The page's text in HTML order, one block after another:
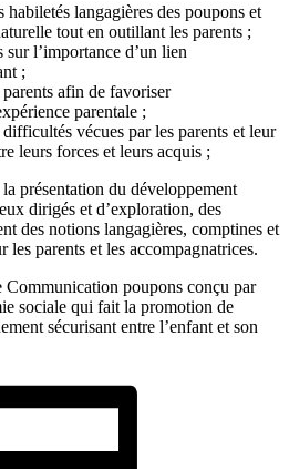
habiletés langagières des poupons et
tout en outillant les parents ;
sur l’importance d’un lien
;
afin de favoriser
parentale ;
vécues par les parents et leur
leurs forces et leurs acquis ;
présentation du développement
dirigés et d’exploration, des
des notions langagières, comptines et
les parents et les accompagnatrices.
poupons conçu par
sociale qui fait la promotion de
sécurisant entre l’enfant et son